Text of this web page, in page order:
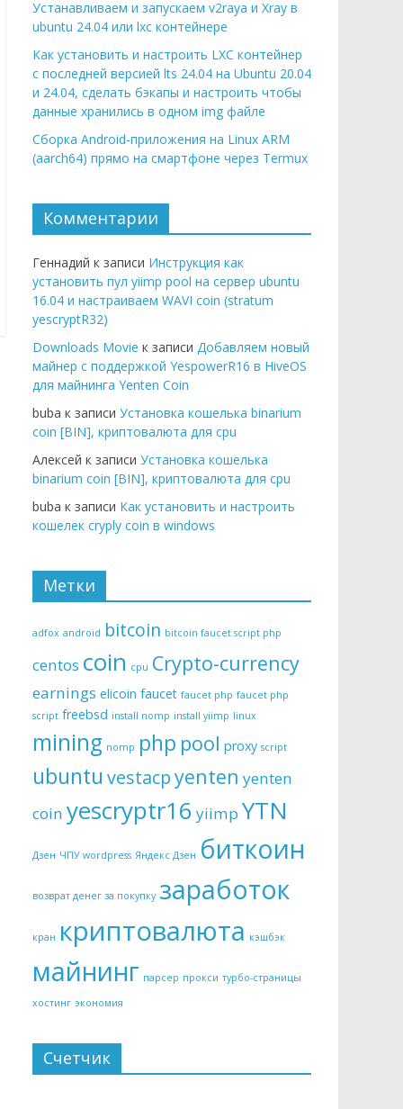
Устанавливаем и запускаем v2raya и Xray в
ubuntu 24.04 или lxc контейнере
Как установить и настроить LXC контейнер
с последней версией lts 24.04 на Ubuntu 20.04
и 24.04, сделать бэкапы и настроить чтобы
данные хранились в одном img файле
Сборка Android-приложения на Linux ARM
(aarch64) прямо на смартфоне через Termux
Комментарии
Геннадий к записи Инструкция как
установить пул yiimp pool на сервер ubuntu
16.04 и настраиваем WAVI coin (stratum
yescryptR32)
Downloads Movie к записи Добавляем новый
майнер с поддержкой YespowerR16 в HiveOS
для майнинга Yenten Coin
buba к записи Установка кошелька binarium
coin [BIN], криптовалюта для cpu
Алексей к записи Установка кошелька
binarium coin [BIN], криптовалюта для cpu
buba к записи Как установить и настроить
кошелек cryply coin в windows
Метки
adfox android bitcoin bitcoin faucet script php
centos coin cpu Crypto-currency
earnings elicoin faucet faucet php faucet php
script freebsd install nomp install yiimp linux
mining nomp php pool proxy script
ubuntu vestacpyenten yenten
coin yescryptr16 yiimp YTN
Дзен ЧПУ wordpress Яндекс Дзен биткоин
возврат денег за покупку заработок
кран криптовалюта кэшбэк
майнинг парсер прокси турбо-страницы
хостинг экономия
Счетчик